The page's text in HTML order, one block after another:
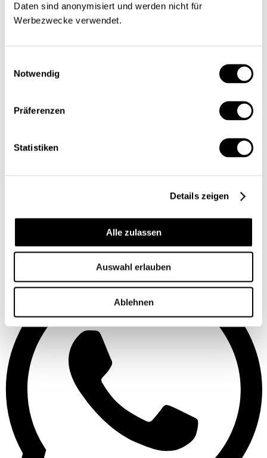
Daten sind anonymisiert und werden nicht für
Werbezwecke verwendet.
Notwendig
Präferenzen
Statistiken
Details zeigen
Alle zulassen
Auswahl erlauben
Ablehnen